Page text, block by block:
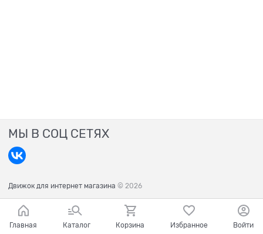
МЫ В СОЦ СЕТЯХ
Движок для интернет магазина © 2026
Главная Каталог Корзина Избранное Войти